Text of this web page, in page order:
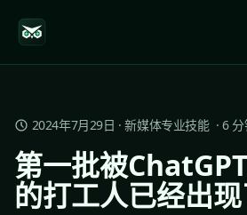
2024年7月29日 ·新媒体专业技能·6分
第一批被
的打工人已经出现